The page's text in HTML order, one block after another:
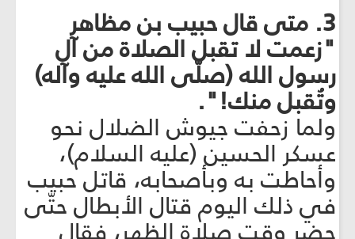
3. متى قال حبيب بن مظاهر
"زعمت لا تقبل الصلاة من آل
رسول الله (صلّى الله عليه وآله)
وتُقبل منك!".
ولما زحفت جيوش الضلال نحو
عسكر الحسين (عليه السلام)،
وأحاطت به وبأصحابه، قاتل حبيب
في ذلك اليوم قتال الأبطال حتّى